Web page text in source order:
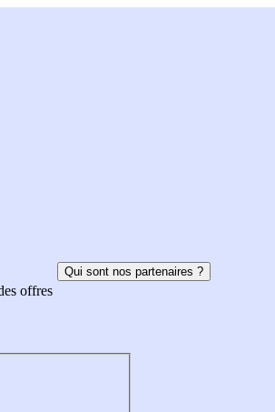
offres
Qui sont nos partenaires ?